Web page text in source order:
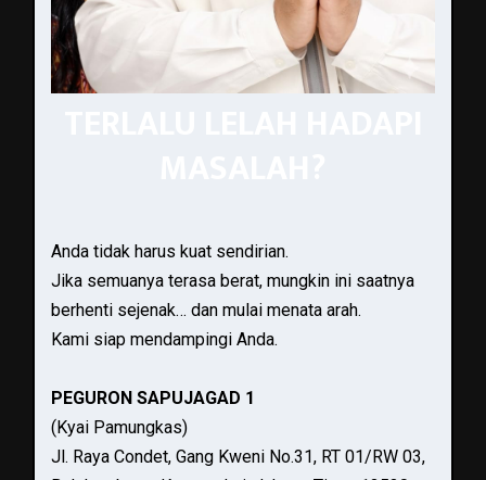
Anda tidak harus kuat sendirian.
Jika semuanya terasa berat, mungkin ini saatnya
berhenti sejenak… dan mulai menata arah.
Kami siap mendampingi Anda.
PEGURON SAPUJAGAD 1
(Kyai Pamungkas)
Jl. Raya Condet, Gang Kweni No.31, RT 01/RW 03,